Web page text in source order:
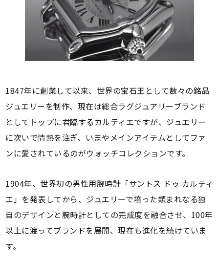
1847年に創業して以来、世界の宝石王として数々の銘品
ジュエリーを制作、現在は総合ラグジュアリーブランド
としてトップに君臨するカルティエですが、ジュエリー
に次いで情熱を注ぎ、いまやメインアイテムとしてファ
ンに愛されているのがウォッチコレクションです。
1904年、世界初の男性用腕時計「サントス ドゥ カルティ
エ」を発表してから、ジュエリーで培った類まれなる独
自のデザインと腕時計としての完成度を融合させ、100年
以上に渡ってブランドを展開、現在も進化を続けていま
す。